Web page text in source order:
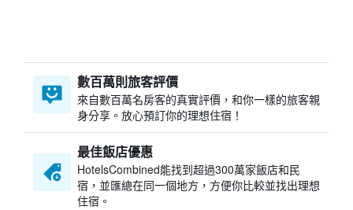
數百萬則旅客評價
來自數百萬名房客的真實評價，和你一樣的旅客親
身分享。放心預訂你的理想住宿！
最佳飯店優惠
HotelsCombined​能找到超過300萬家飯店和民
宿，並匯總在同一個地方，方便你比較並找出理想
住宿。